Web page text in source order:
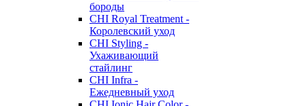
бороды
CHI Royal Treatment -
Королевский уход
CHI Styling -
Ухаживающий
стайлинг
CHI Infra -
Ежедневный уход